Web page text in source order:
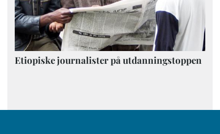
Etiopiske journalister på utdanningstoppen